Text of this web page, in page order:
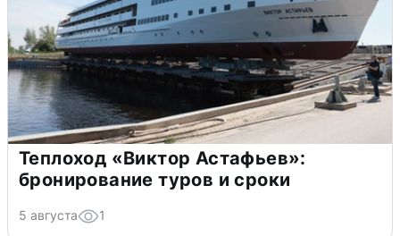
Теплоход «Виктор Астафьев»:
бронирование туров и сроки
5 августа 1